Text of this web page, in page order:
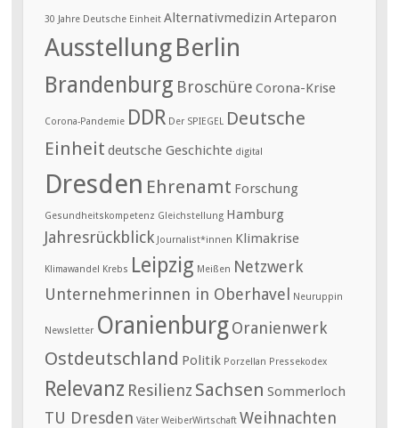
30 Jahre Deutsche Einheit Alternativmedizin Arteparon
AusstellungBerlin
Brandenburg Broschüre Corona-Krise
Corona-Pandemie DDR Der SPIEGEL Deutsche
Einheit deutsche Geschichte digital
Dresden Ehrenamt Forschung
Gesundheitskompetenz Gleichstellung Hamburg
Jahresrückblick Journalist*innen Klimakrise
Klimawandel Krebs Leipzig Meißen Netzwerk
Unternehmerinnen in Oberhavel
Neuruppin
Newsletter OranienburgOranienwerk
Ostdeutschland Politik Porzellan Pressekodex
Relevanz Resilienz Sachsen Sommerloch
TU Dresden Väter WeiberWirtschaft Weihnachten